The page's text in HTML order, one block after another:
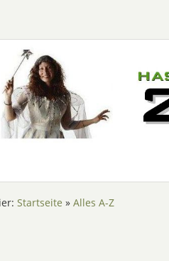
Startseite » Alles A-Z